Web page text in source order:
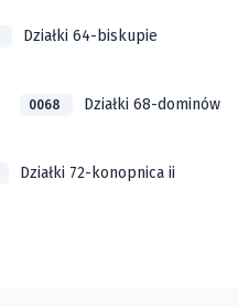
Działki 64-biskupie
0068 Działki 68-dominów
Działki 72-konopnica ii